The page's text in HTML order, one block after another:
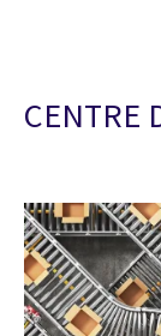
CENTRE